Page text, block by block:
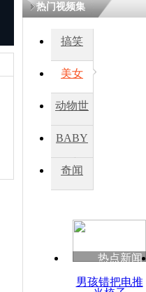
因
度
热门视频集
搞笑
美女
动物世
BABY
秀
奇闻
热点新闻
男孩错把电推